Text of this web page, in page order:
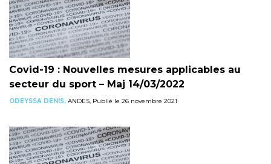
Covid-19 : Nouvelles mesures applicables au
secteur du sport – Maj 14/03/2022
ODEYSSA DENIS, ANDES, Publié le 26 novembre 2021